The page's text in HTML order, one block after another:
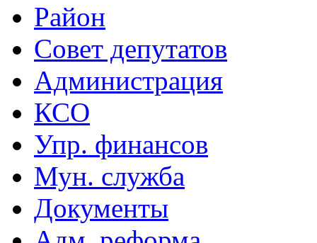
Район
Совет депутатов
Администрация
КСО
Упр. финансов
Мун. служба
Документы